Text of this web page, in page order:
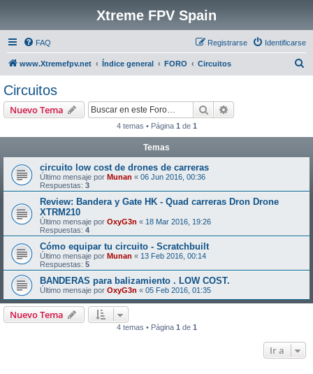
Xtreme FPV Spain
FAQ Identificarse
Registrarse
www.Xtremefpv.net Índice general FORO Circuitos
Circuitos
Nuevo Tema Buscar
4 temas • Página 1 de 1
Temas
circuito low cost de drones de carreras
Último mensaje por Munan « 06 Jun 2016, 00:36
Respuestas: 3
Review: Bandera y Gate HK - Quad carreras Dron Drone
XTRM210
Último mensaje por OxyG3n « 18 Mar 2016, 19:26
Respuestas: 4
Cómo equipar tu circuito - Scratchbuilt
Último mensaje por Munan « 13 Feb 2016, 00:14
Respuestas: 5
BANDERAS para balizamiento . LOW COST.
Último mensaje por OxyG3n « 05 Feb 2016, 01:35
Nuevo Tema
4 temas • Página 1 de 1
Ir a